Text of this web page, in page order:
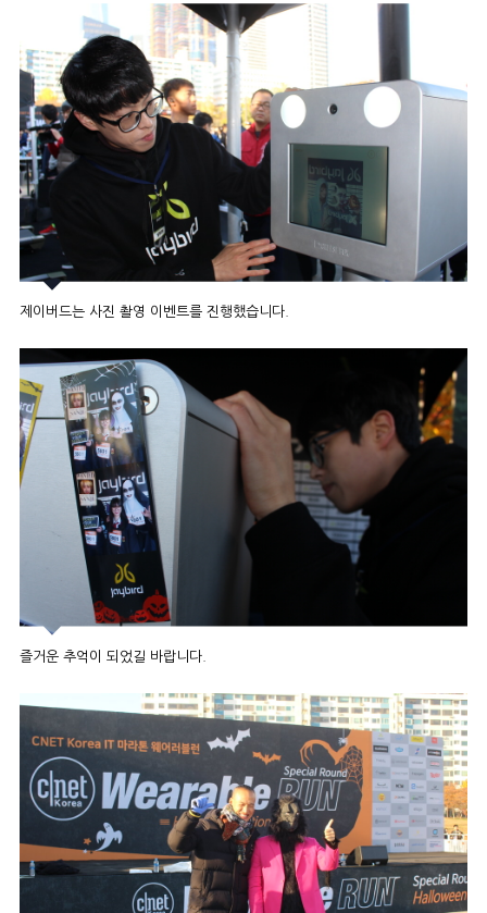
제이버드는 사진 촬영 이벤트를 진행했습니다.
즐거운 추억이 되었길 바랍니다.